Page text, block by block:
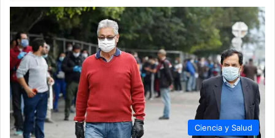
Ciencia y Salud